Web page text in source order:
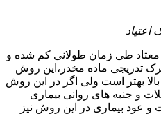
طی زمان طولانی کم شده و
تدریجی ماده مخدر،این روش
بهتر است ولی اگر در این روش
و جنبه های روانی بیماری
و عود بیماری در این روش نیز